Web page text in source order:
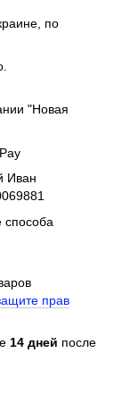
по
"Новая
Иван
прав
14 дней после